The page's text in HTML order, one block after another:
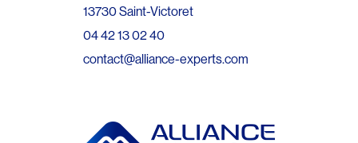
13730 Saint-Victoret
04 42 13 02 40
contact@alliance-experts.com